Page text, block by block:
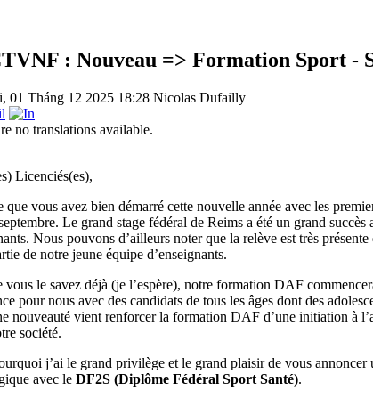
: Nouveau => Formation Sport -
01 Tháng 12 2025 18:28 Nicolas Dufailly
no translations available.
Licenciés(es),
que vous avez bien démarré cette nouvelle année avec les
Le grand stage fédéral de Reims a été un grand
Nous pouvons d’ailleurs noter que la relève est très
de notre jeune équipe d’enseignants.
vous le savez déjà (je l’espère), notre formation DAF
pour nous avec des candidats de tous les âges dont des
nouveauté vient renforcer la formation DAF d’une initiation à
société.
j’ai le grand privilège et le grand plaisir de vous
avec le DF2S (Diplôme Fédéral Sport Santé).